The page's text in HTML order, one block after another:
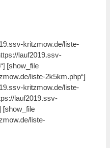
kritzmow.de/liste-
lauf2019.ssv-
[show_file
liste-2k5km.php“]
kritzmow.de/liste-
lauf2019.ssv-
[show_file
liste-